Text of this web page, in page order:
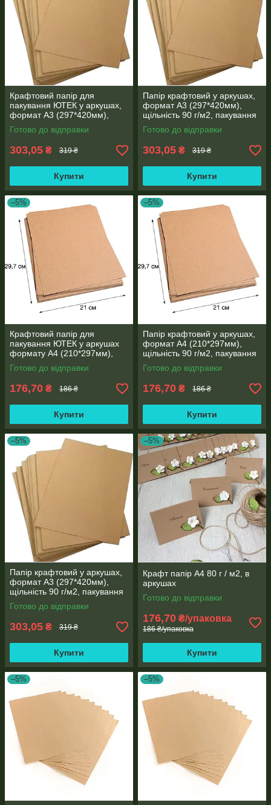
Крафтовий папір для
пакування ЮТЕК у аркушах,
формат А3 (297*420мм),
щільність 90 г/м2, пакування
250 аркушів
Готово до відправки
303,05 ₴ 319 ₴
Купити
Папір крафтовий у аркушах,
формат А3 (297*420мм),
щільність 90 г/м2, пакування
250 аркушів
Готово до відправки
303,05 ₴ 319 ₴
Купити
–5%
Крафтовий папір для
пакування ЮТЕК у аркушах
формату А4 (210*297мм),
щільність 90 г/м2, пакування
250 аркушів
Готово до відправки
176,70 ₴ 186 ₴
Купити
–5%
Папір крафтовий у аркушах,
формат А4 (210*297мм),
щільність 90 г/м2, пакування
250 аркушів
Готово до відправки
176,70 ₴ 186 ₴
Купити
–5%
Папір крафтовий у аркушах,
формат А3 (297*420мм),
щільність 90 г/м2, пакування
250 аркушів
Готово до відправки
303,05 ₴ 319 ₴
Купити
–5%
Крафт папір А4 80 г / м2, в
аркушах
Готово до відправки
176,70 ₴/упаковка
186 ₴/упаковка
Купити
–5% –5%